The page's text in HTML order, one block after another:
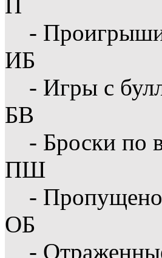
П
-
ИБ
- Игры с
БВ
- Броски по
ПШ
-
ОБ
-